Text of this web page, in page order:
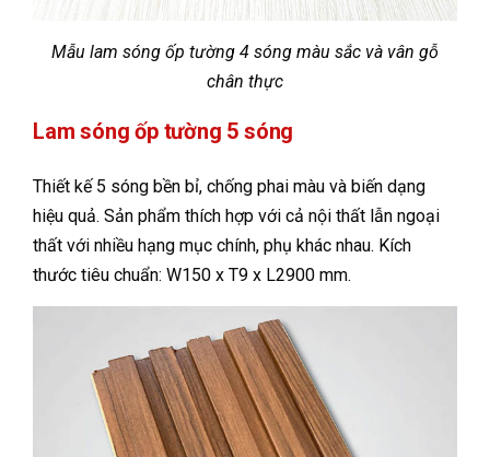
Mẫu lam sóng ốp tường 4 sóng màu sắc và vân gỗ
chân thực
Lam sóng ốp tường 5 sóng
Thiết kế 5 sóng bền bỉ, chống phai màu và biến dạng
hiệu quả. Sản phẩm thích hợp với cả nội thất lẫn ngoại
thất với nhiều hạng mục chính, phụ khác nhau. Kích
thước tiêu chuẩn: W150 x T9 x L2900 mm.